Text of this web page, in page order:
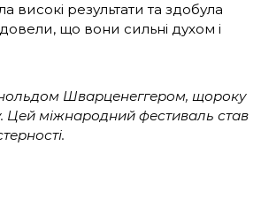
високі результати та здобула
що вони сильні духом і
Шварценеггером, щороку
Цей міжнародний фестиваль став